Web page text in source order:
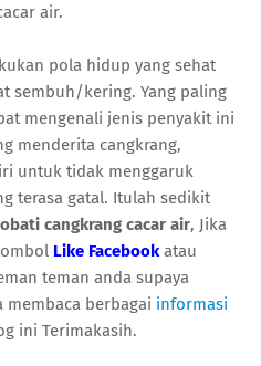
air.
pola hidup yang sehat
sembuh/kering. Yang paling
mengenali jenis penyakit ini
menderita cangkrang,
untuk tidak menggaruk
terasa gatal. Itulah sedikit
cangkrang cacar air, Jika
Like Facebookatau
teman anda supaya
berbagai informasi
ini Terimakasih.